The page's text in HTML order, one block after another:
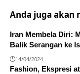
Anda juga akan
Iran Membela Diri:
Balik Serangan ke
14/04/2024
Fashion, Ekspresi